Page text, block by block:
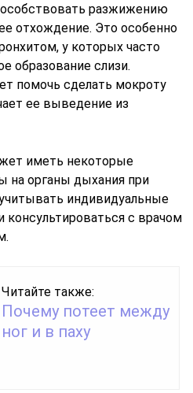
разжижению
отхождение. Это особенно
у которых часто
образование слизи.
помочь сделать мокроту
ее выведение из
иметь некоторые
на органы дыхания при
индивидуальные
консультироваться с врачом
Читайте также:
Почему потеет между
ног и в паху